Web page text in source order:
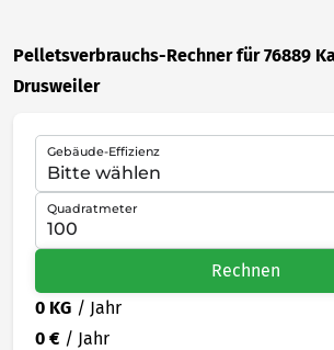
Pelletsverbrauchs-Rechner für 76889
Drusweiler
Gebäude-Effizienz
Quadratmeter
Rechnen
0 KG / Jahr
0 € / Jahr